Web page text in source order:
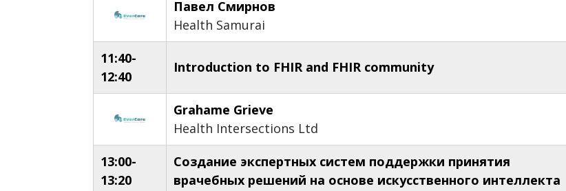
Павел Смирнов
Health Samurai
11:40-
12:40
Introduction to FHIR and FHIR community
Grahame Grieve
Health Intersections Ltd
13:00-
13:20
Создание экспертных систем поддержки принятия
врачебных решений на основе искусственного интеллекта